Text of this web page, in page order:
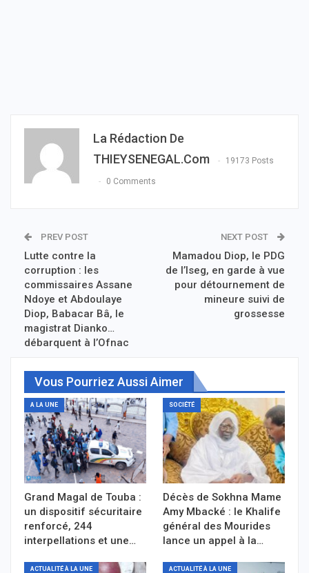
La Rédaction De
THIEYSENEGAL.com
19173 Posts
0 Comments
PREV POST
Lutte contre la
corruption : les
commissaires Assane
Ndoye et Abdoulaye
Diop, Babacar Bâ, le
magistrat Dianko…
débarquent à l’Ofnac
NEXT POST
Mamadou Diop, le PDG
de l’Iseg, en garde à vue
pour détournement de
mineure suivi de
grossesse
Vous Pourriez Aussi Aimer
A LA UNE
Grand Magal de Touba :
un dispositif sécuritaire
renforcé, 244
interpellations et une…
SOCIÉTÉ
Décès de Sokhna Mame
Amy Mbacké : le Khalife
général des Mourides
lance un appel à la…
ACTUALITÉ À LA UNE ACTUALITÉ À LA UNE